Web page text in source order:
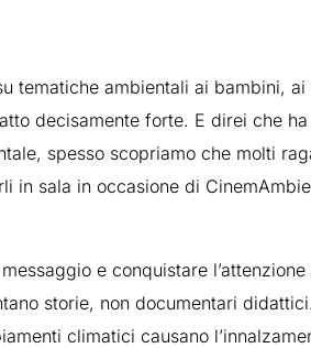
tematiche ambientali ai bambini,
decisamente forte. E direi che
spesso scopriamo che molti
in sala in occasione di
e conquistare
storie, non documentari
climatici causano